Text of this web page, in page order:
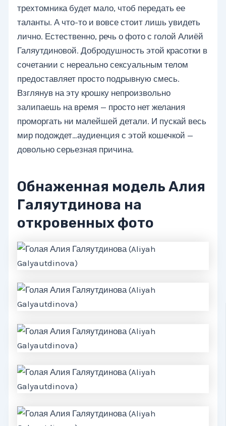
трехтомника будет мало, чтоб передать ее
таланты. А что-то и вовсе стоит лишь увидеть
лично. Естественно, речь о фото с голой Алиёй
Галяутдиновой. Добродушность этой красотки в
сочетании с нереально сексуальным телом
предоставляет просто подрывную смесь.
Взглянув на эту крошку непроизвольно
залипаешь на время — просто нет желания
проморгать ни малейшей детали. И пускай весь
мир подождет…аудиенция с этой кошечкой —
довольно серьезная причина.
Обнаженная модель Алия
Галяутдинова на
откровенных фото